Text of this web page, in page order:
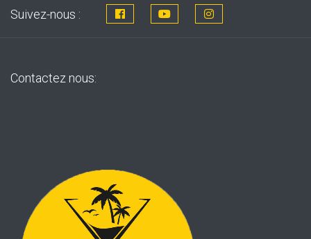
Suivez-nous :
Contactez nous: